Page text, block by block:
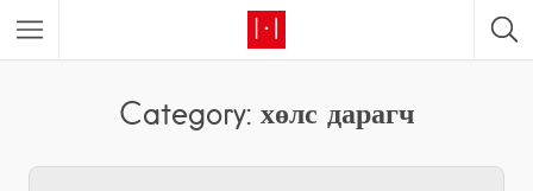
Category: хөлс дарагч